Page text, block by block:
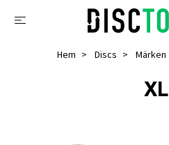
Hem Discs Märken
XL